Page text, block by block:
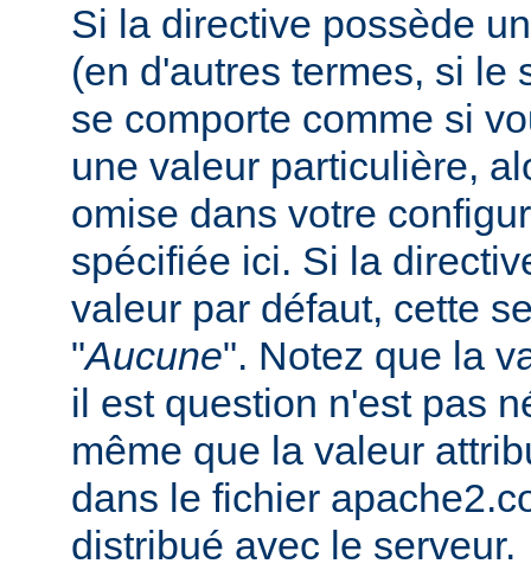
Si la directive possède
(en d'autres termes, si le
se comporte comme si
une valeur particulière,
omise dans votre
spécifiée ici. Si la
valeur par défaut, cette
"Aucune". Notez que la
il est question n'est pas
même que la valeur
dans le fichier
distribué avec le serveur.